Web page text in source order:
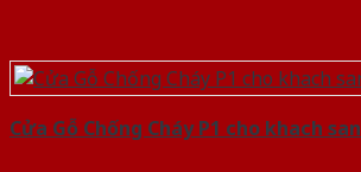
Cửa Gỗ Chống Cháy P1 cho khach san